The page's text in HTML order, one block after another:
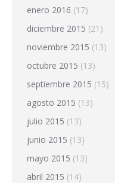
enero 2016 (17)
diciembre 2015 (21)
noviembre 2015 (13)
octubre 2015 (13)
septiembre 2015 (15)
agosto 2015 (13)
julio 2015 (13)
junio 2015 (13)
mayo 2015 (13)
abril 2015 (14)